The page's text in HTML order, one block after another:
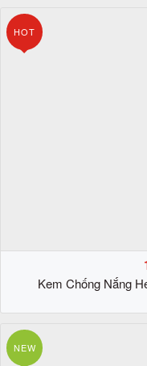
HOT
Kem Chống Nắng
NEW